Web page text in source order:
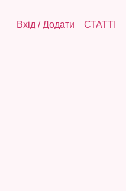
Вхід /Додати СТАТТІ